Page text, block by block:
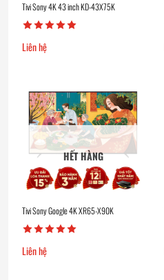
Tivi Sony 4K 43 inch KD-43X75K
Liên hệ
HẾT HÀNG
Tivi Sony Google 4K XR65-X90K
Liên hệ